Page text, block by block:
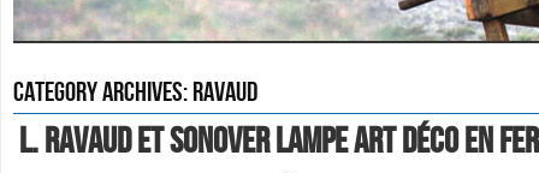
Category Archives:ravaud
L. Ravaud Et Sonover Lampe Art Déco En